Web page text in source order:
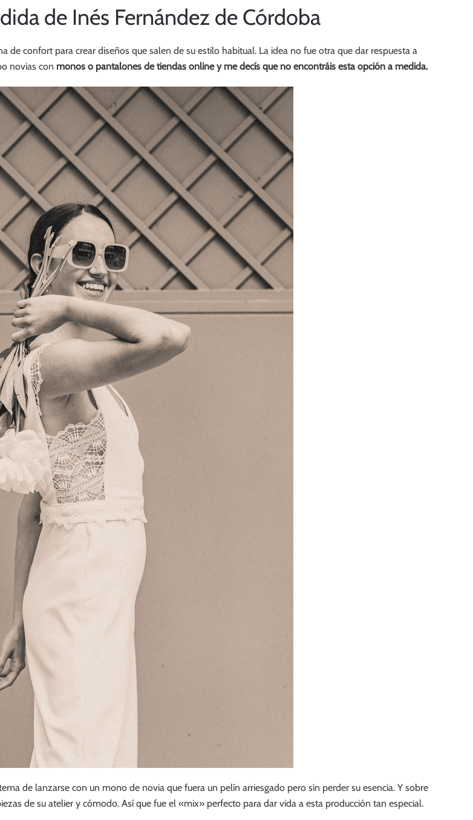
deInés Fernández de Córdoba
de confort para crear diseños que salen de su estilo habitual. La idea no fue otra que dar respuesta a
novias con monos o pantalones de tiendas online y me decís que no encontráis esta opción a medida.
de lanzarse con un mono de novia que fuera un pelín arriesgado pero sin perder su esencia. Y sobre
de su atelier y cómodo. Así que fue el «mix» perfecto para dar vida a esta producción tan especial.